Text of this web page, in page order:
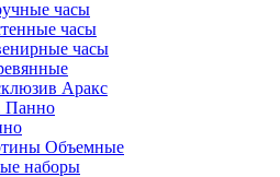
часы
часы
часы
Аракс
Панно
Объемные
наборы